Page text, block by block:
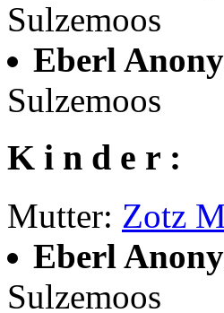
Sulzemoos
Eberl
Sulzemoos
K i n d e r :
Mutter: Zotz
Eberl
Sulzemoos